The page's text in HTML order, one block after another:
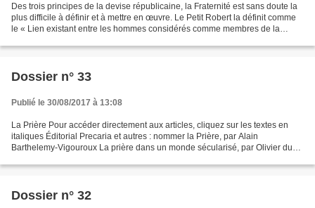
Des trois principes de la devise républicaine, la Fraternité est sans doute la
plus difficile à définir et à mettre en œuvre. Le Petit Robert la définit comme
le « Lien existant entre les hommes considérés comme membres de la
Dossier n° 33
Publié le 30/08/2017 à 13:08
La Prière Pour accéder directement aux articles, cliquez sur les textes en
italiques Éditorial Precaria et autres : nommer la Prière, par Alain
Barthelemy-Vigouroux La prière dans un monde sécularisé, par Olivier du
Dossier n° 32